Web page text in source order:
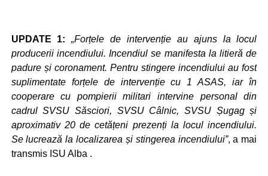
UPDATE 1:
„Forțele de intervenție au ajuns la locul
producerii incendiului. Incendiul se manifesta la litieră de
padure și coronament. Pentru stingere incendiului au fost
suplimentate forțele de intervenție cu 1 ASAS, iar în
cooperare cu pompierii militari intervine personal din
cadrul SVSU Săsciori, SVSU Câlnic, SVSU Șugag și
aproximativ 20 de cetățeni prezenți la locul incendiului.
Se lucrează la localizarea și stingerea incendiului”, a mai
transmis ISU Alba .